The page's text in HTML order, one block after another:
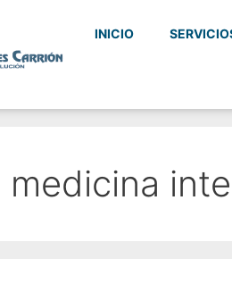
INICIO
medicina